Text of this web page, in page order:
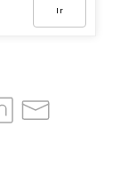
Ir